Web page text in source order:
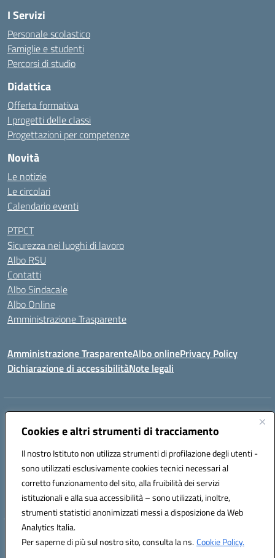
Cookies e altri strumenti di tracciamento
Il nostro Istituto non utilizza strumenti di profilazione degli utenti -
sono utilizzati esclusivamente cookies tecnici necessari al
corretto funzionamento del sito, alla fruibilità dei servizi
istituzionali e alla sua accessibilità – sono utilizzati, inoltre,
strumenti statistici anonimizzati messi a disposizione da Web
Analytics Italia.
Per saperne di più sul nostro sito, consulta la ns.Cookie Policy.
I Servizi
Personale scolastico
Famiglie e studenti
Percorsi di studio
Didattica
Offerta formativa
I progetti delle classi
Progettazioni per competenze
Novità
Le notizie
Le circolari
Calendario eventi
PTPCT
Sicurezza nei luoghi di lavoro
Albo RSU
Contatti
Albo Sindacale
Albo Online
Amministrazione Trasparente
Amministrazione TrasparenteAlbo onlinePrivacy Policy
Dichiarazione di accessibilitàNote legali
Centralino:
Posta elettronica certificata (PEC):tpis02200a@pec.istruzione.it
Codice fiscale: 93066580817
Codice meccanografico:TPIS02200A
VIA CESARÒ, 36 - 91016 ERICE - CASA SANTA (TP)
Telefono: 0923569559
Hosting & Powered by 3D Solution S.r.l.
Concept & Design by Designers Italia